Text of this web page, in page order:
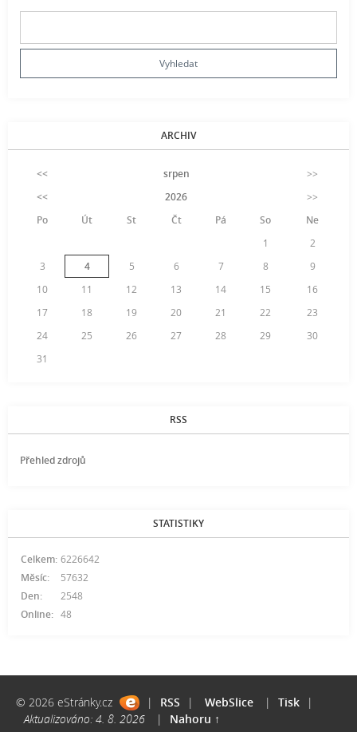
ARCHIV
<< srpen
>>
<<
2026
>>
Po
Út St Čt Pá So
Ne
1
2
3
4 5 6 7 8
9
10
11 12 13 14 15
16
17
18 19 20 21 22
23
24
25 26 27 28 29
30
31
RSS
Přehled zdrojů
STATISTIKY
Online: 48
Celkem: 6226642
Měsíc:
57632
Den:
2548
© 2026 eStránky.cz | RSS | WebSlice | Tisk
|
Aktualizováno: 4. 8. 2026
| Nahoru ↑